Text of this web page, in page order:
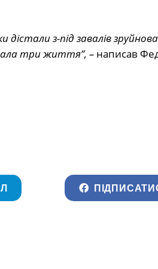
з-під завалів
три життя”, –написав